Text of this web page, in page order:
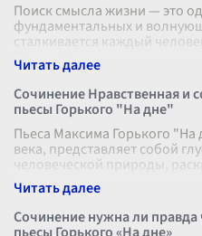
Поиск смысла жизни — это
фундаментальных и
сталкивается каждый
"На дне" этот вопрос
Сочинение Нравственная и
пьесы Горького "На дне"
Пьеса Максима Горького "На
века, представляет собой
человеческой природы,
нравственную и социальную
Сочинение нужна ли правда